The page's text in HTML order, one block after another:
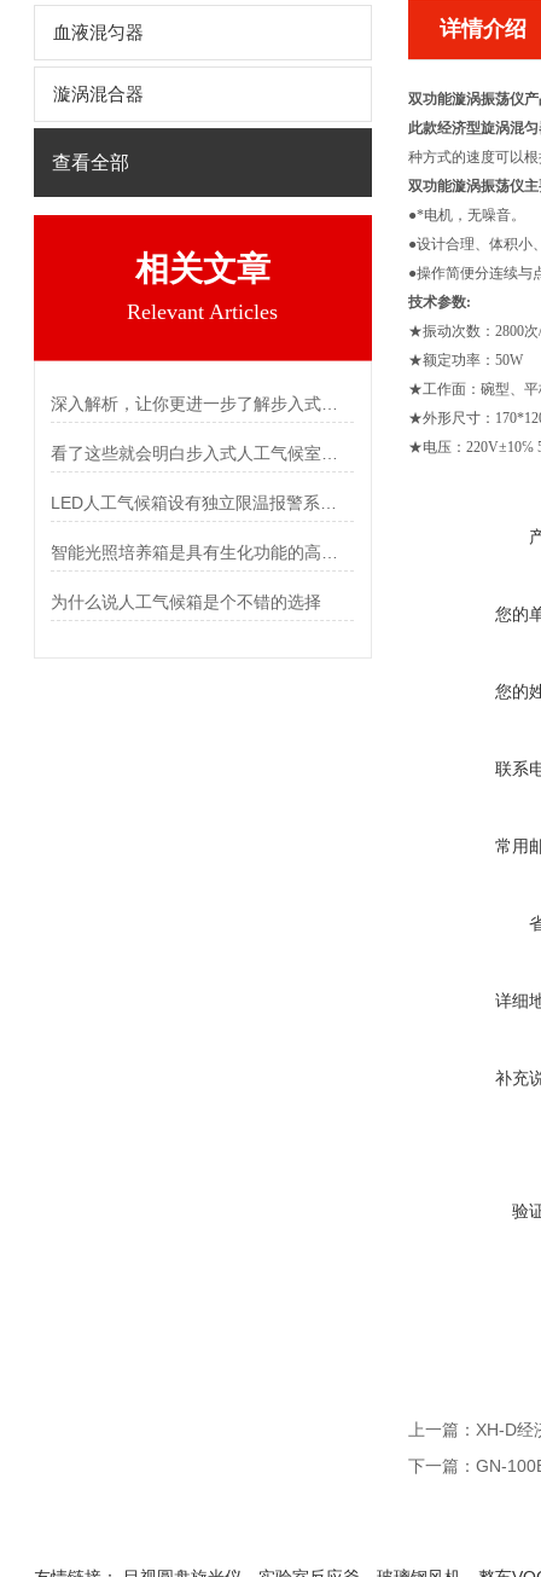
血液混匀器
漩涡混合器
查看全部
相关文章
Relevant Articles
为什么说人工气候箱是个不错的选择
详情介绍
双功能漩涡振荡仪
此款经济型旋涡混匀
种方式的速度可以
双功能漩涡振荡仪
●*电机，无噪音。
●设计合理、体积小
●操作简便分连续与
技术参数:
★振动次数：2800
★额定功率：50W
★工作面：碗型、平
★外形尺寸：
★电压：220V±10℅
您的
您的
联系
常用
详细
补充
验
上一篇： XH-D经
下一篇： GN-